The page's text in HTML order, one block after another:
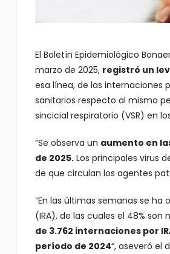
El Boletín Epidemiológico
marzo de 2025, registró un
esa línea, de las internaciones
sanitarios respecto al mismo
sincicial respiratorio (VSR) en
“Se observa un aumento en
de 2025.Los principales virus
de que circulan los agentes
“En las últimas semanas se
(IRA), de las cuales el 48% son
de 3.762 internaciones por
período de 2024“, aseveró el